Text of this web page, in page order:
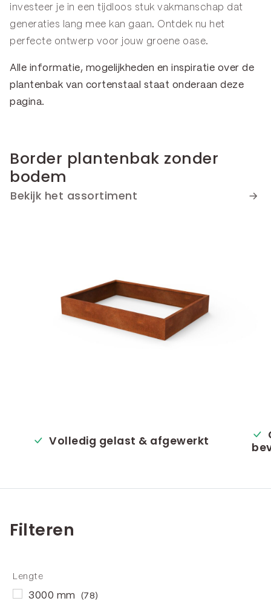
investeer je in een tijdloos stuk vakmanschap dat
generaties lang mee kan gaan. Ontdek nu het
perfecte ontwerp voor jouw groene oase.
Alle informatie, mogelijkheden en inspiratie over de
plantenbak van cortenstaal staat onderaan deze
pagina.
Border plantenbak zonder
bodem
Bekijk het assortiment
Volledig gelast & afgewerkt
Filteren
Lengte
3000 mm (78)